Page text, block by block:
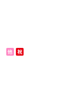
他 祝